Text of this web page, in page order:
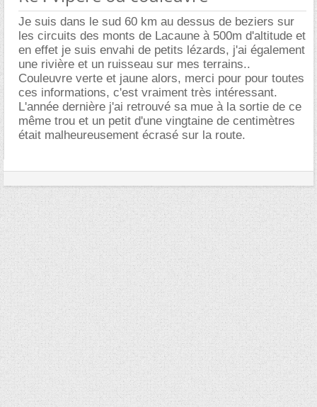
Je suis dans le sud 60 km au dessus de beziers sur
les circuits des monts de Lacaune à 500m d'altitude et
en effet je suis envahi de petits lézards, j'ai également
une rivière et un ruisseau sur mes terrains..
Couleuvre verte et jaune alors, merci pour pour toutes
ces informations, c'est vraiment très intéressant.
L'année dernière j'ai retrouvé sa mue à la sortie de ce
même trou et un petit d'une vingtaine de centimètres
était malheureusement écrasé sur la route.